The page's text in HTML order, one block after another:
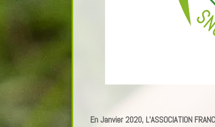
En Janvier 2020, L’ASSOCIATION